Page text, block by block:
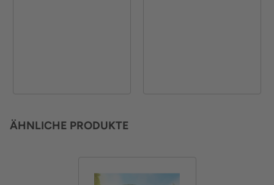
ÄHNLICHE PRODUKTE